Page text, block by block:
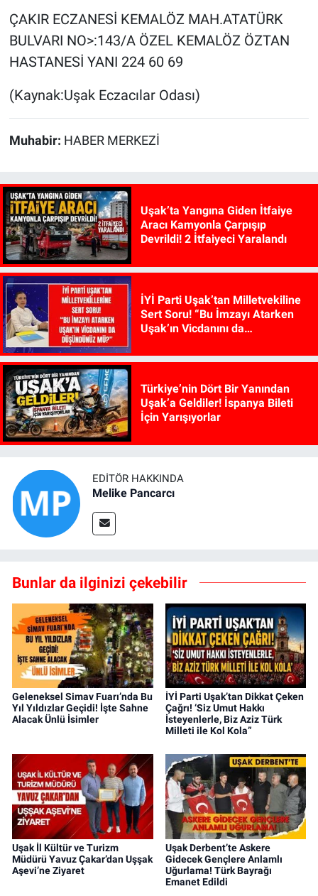
ÇAKIR ECZANESİ KEMALÖZ MAH.ATATÜRK
BULVARI NO>:143/A ÖZEL KEMALÖZ ÖZTAN
HASTANESİ YANI 224 60 69
(Kaynak:Uşak Eczacılar Odası)
Muhabir: HABER MERKEZİ
Uşak’ta Yangına Giden İtfaiye
Aracı Kamyonla Çarpışıp
Devrildi! 2 İtfaiyeci Yaralandı
İYİ Parti Uşak’tan Milletvekiline
Sert Soru! “Bu İmzayı Atarken
Uşak’ın Vicdanını da
Türkiye’nin Dört Bir Yanından
Uşak’a Geldiler! İspanya Bileti
İçin Yarışıyorlar
EDITÖR HAKKINDA
Melike Pancarcı
Bunlar da ilginizi çekebilir
Geleneksel Simav Fuarı’nda Bu
Yıl Yıldızlar Geçidi! İşte Sahne
Alacak Ünlü İsimler
İYİ Parti Uşak’tan Dikkat Çeken
Çağrı! ‘Siz Umut Hakkı
İsteyenlerle, Biz Aziz Türk
Milleti ile Kol Kola”
Uşak İl Kültür ve Turizm
Müdürü Yavuz Çakar’dan Uşşak
Aşevi’ne Ziyaret
Uşak Derbent’te Askere
Gidecek Gençlere Anlamlı
Uğurlama! Türk Bayrağı
Emanet Edildi